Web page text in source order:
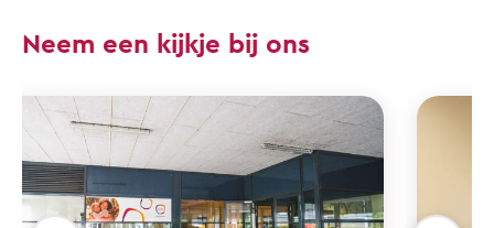
Neem een kijkje bij ons